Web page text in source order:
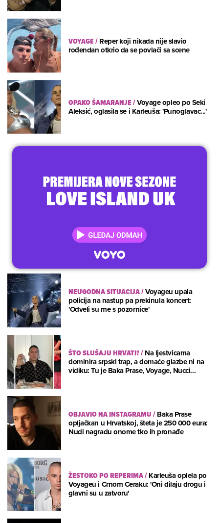
VOYAGE/Reper koji nikada nije slavio
rođendan otkrio da se povlači sa scene
OPAKO ŠAMARANJE/Voyage opleo po Seki
Aleksić, oglasila se i Karleuša: 'Punoglavac...'
NEUGODNA SITUACIJA/Voyageu upala
policija na nastup pa prekinula koncert:
'Odveli su me s pozornice'
ŠTO SLUŠAJU HRVATI?/Na ljestvicama
dominira srpski trap, a domaće glazbe ni na
vidiku: Tu je Baka Prase, Voyage, Nucci...
OBJAVIO NA INSTAGRAMU/Baka Prase
opljačkan u Hrvatskoj, šteta je 250 000 eura:
Nudi nagradu onome tko ih pronađe
ŽESTOKO PO REPERIMA/Karleuša oplela po
Voyageu i Crnom Ceraku: 'Oni dilaju drogu i
glavni su u zatvoru'